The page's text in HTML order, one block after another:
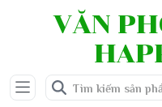
VĂN